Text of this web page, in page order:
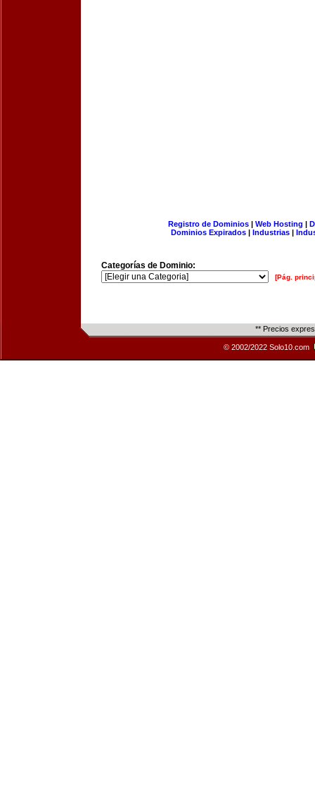
Registro de Dominios| Web Hosting |
Dominios Expirados | Industrias |
Categorías de Dominio:
[Pág.
** Precios
© 2002/2022 Solo10.com